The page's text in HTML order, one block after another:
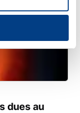
dues au